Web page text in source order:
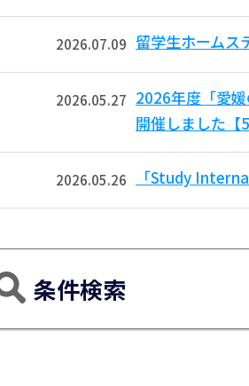
2026.07.09 留学生ホームス
2026.05.27 2026年度「愛
開催しました【
2026.05.26 「Study
条件検索